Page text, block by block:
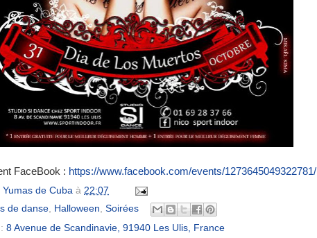
FaceBook : https://www.facebook.com/events/1273645049322781/
Yumas de Cuba à 22:07
de danse Halloween Soirées
8 Avenue de Scandinavie, 91940 Les Ulis, France